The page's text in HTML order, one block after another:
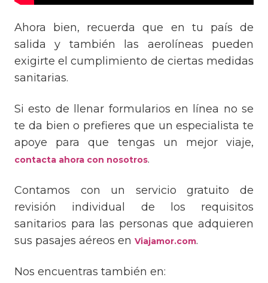
Ahora bien, recuerda que en tu país de
salida y también las aerolíneas pueden
exigirte el cumplimiento de ciertas medidas
sanitarias.
Si esto de llenar formularios en línea no se
te da bien o prefieres que un especialista te
apoye para que tengas un mejor viaje,
contacta ahora con nosotros.
Contamos con un servicio gratuito de
revisión individual de los requisitos
sanitarios para las personas que adquieren
sus pasajes aéreos en Viajamor.com.
Nos encuentras también en: